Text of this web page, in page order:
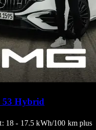
53 Hybrid
18 - 17.5 kWh/100 km plus